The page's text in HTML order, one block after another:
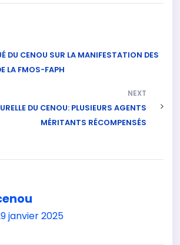
DU CENOU SUR LA MANIFESTATION DES
LA FMOS-FAPH
NEXT
DU CENOU: PLUSIEURS AGENTS
MÉRITANTS RÉCOMPENSÉS
janvier 2025